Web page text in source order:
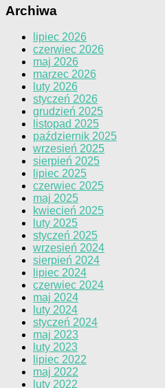
Archiwa
lipiec 2026
czerwiec 2026
maj 2026
marzec 2026
luty 2026
styczeń 2026
grudzień 2025
listopad 2025
październik 2025
wrzesień 2025
sierpień 2025
lipiec 2025
czerwiec 2025
maj 2025
kwiecień 2025
luty 2025
styczeń 2025
wrzesień 2024
sierpień 2024
lipiec 2024
czerwiec 2024
maj 2024
luty 2024
styczeń 2024
maj 2023
luty 2023
lipiec 2022
maj 2022
luty 2022